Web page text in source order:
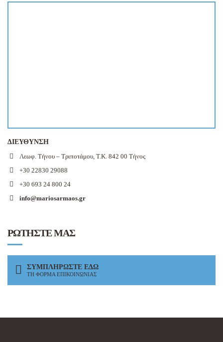
ΔΙΕΥΘΥΝΣΗ
Λεωφ. Τήνου – Τριποτάμου, Τ.Κ. 842 00 Τήνος
+30 22830 29088
+30 693 24 800 24
info@mariosarmaos.gr
ΡΩΤΗΣΤΕ ΜΑΣ
ΣΥΜΠΛΗΡΩΣΤΕ ΕΔΩ
ΤΗ ΦΟΡΜΑ ΕΠΙΚΟΙΝΩΝΙΑΣ